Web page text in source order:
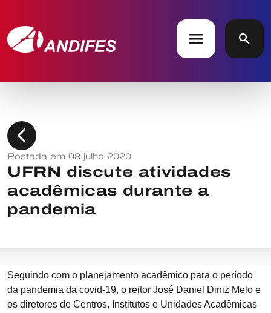
menu search
chevron_left
Postada em 08 julho 2020
UFRN discute atividades
acadêmicas durante a
pandemia
Seguindo com o planejamento acadêmico para o período
da pandemia da covid-19, o reitor José Daniel Diniz Melo e
os diretores de Centros, Institutos e Unidades Acadêmicas